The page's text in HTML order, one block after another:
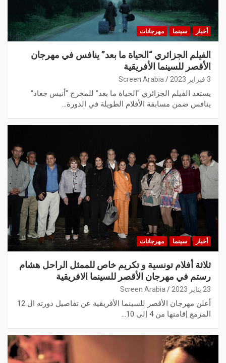
أخبار سينما مهرجانات
الفيلم الجزائري “الحياة ما بعد” ينافس في مهرجان
الأقصر للسينما الأفريقية
3 فبراير 2023 Screen Arabia
يستعد الفيلم الجزائري "الحياة ما بعد" للمخرج "أنيس جعاد"
ينافس ضمن مسابقة الأفلام الطويلة في الدورة…
أخبار سينما مهرجانات
ثلاثة أفلام تونسية و تكريم خاص للممثل الراحل هشام
رستم في مهرجان الأقصر للسينما الافريقية
23 يناير 2023 Screen Arabia
أعلن مهرجان الأقصر للسينما الأفريقية عن تفاصيل دورته ال 12
المزمع إقامتها من 4 إلى 10…